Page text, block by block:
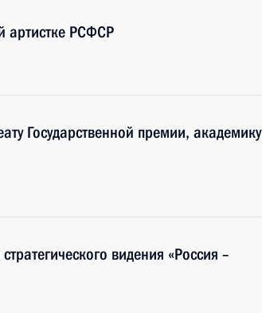
артистке РСФСР
Государственной премии, академику
видения «Россия –